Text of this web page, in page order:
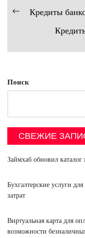
Навигация
Предыдущая
Кредиты
Поиск
СВЕЖИЕ
Займхаб обновил
Бухгалтерские услуги
затрат
Виртуальная карта для
возможности